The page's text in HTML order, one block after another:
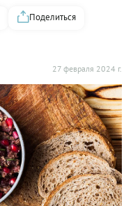
27 февраля 2024 г.
Поделиться